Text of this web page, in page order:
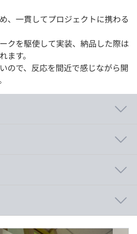
、一貫してプロジェクトに携わる
クを駆使して実装、納品した際は
ます。
ので、反応を間近で感じながら開
クトにより、5～10名前後のメン
ことでコミュニケーションやチー
っています。